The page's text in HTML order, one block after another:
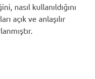
nasıl kullanıldığını
açık ve anlaşılır